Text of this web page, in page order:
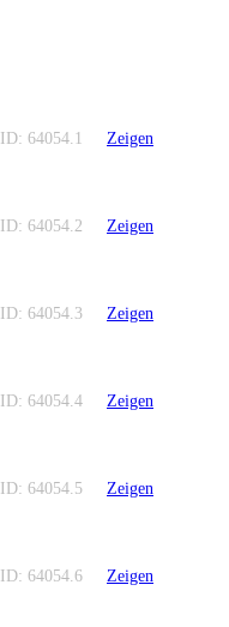
ID: 64054.1 Zeigen
ID: 64054.2 Zeigen
ID: 64054.3 Zeigen
ID: 64054.4 Zeigen
ID: 64054.5 Zeigen
ID: 64054.6 Zeigen